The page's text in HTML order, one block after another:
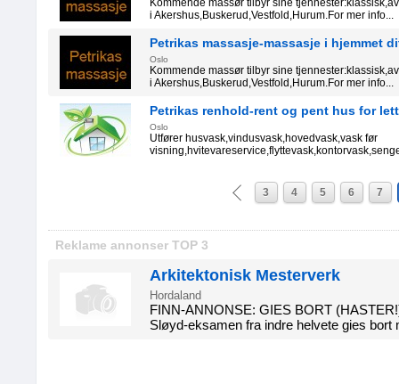
Kommende massør tilbyr sine
i Akershus,Buskerud,Vestfold,Hurum.For mer info...
Petrikas massasje-massasje i hjemmet
Oslo
Kommende massør tilbyr sine
i Akershus,Buskerud,Vestfold,Hurum.For mer info...
Petrikas renhold-rent og pent hus for
Oslo
Utfører husvask,vindusvask,hovedvask,vask før
3 4 5 6 7
Reklame annonser TOP 3
Arkitektonisk Mesterverk
Hordaland
FINN-ANNONSE: GIES BORT
Sløyd-eksamen fra indre helvete gies